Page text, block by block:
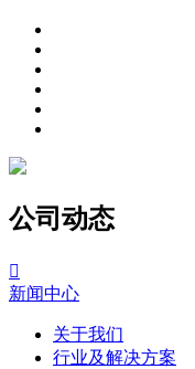
公司动态

新闻中心
关于我们
行业及解决方案